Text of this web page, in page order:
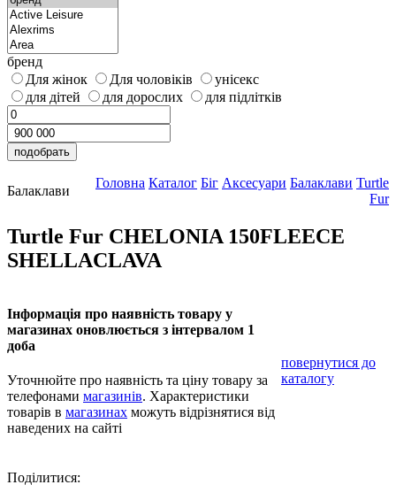
бренд
Для жінок
Для чоловіків
унісекс
для дітей
для дорослих для підлітків
Балаклави
Головна Каталог Біг Аксесуари Балаклави Turtle
Fur
Turtle Fur CHELONIA 150FLEECE
SHELLACLAVA
Інформація про наявність товару у
магазинах оновлюється з інтервалом 1
доба
Уточнюйте про наявність та ціну товару за
телефонами магазинів. Характеристики
товарів в магазинах можуть відрізнятися від
наведених на сайті
повернутися до
каталогу
Поділитися: